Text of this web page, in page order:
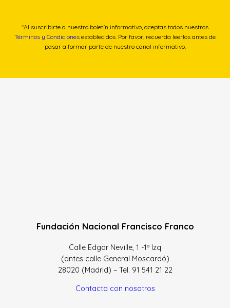
*Al suscribirte a nuestro boletín informativo, aceptas todos nuestros
Términos y Condiciones establecidos. Por favor, recuerda leerlos antes de
pasar a formar parte de nuestro canal informativo.
Fundación Nacional Francisco Franco
Calle Edgar Neville, 1 -1º Izq
(antes calle General Moscardó)
28020 (Madrid) – Tel. 91 541 21 22
Contacta con nosotros